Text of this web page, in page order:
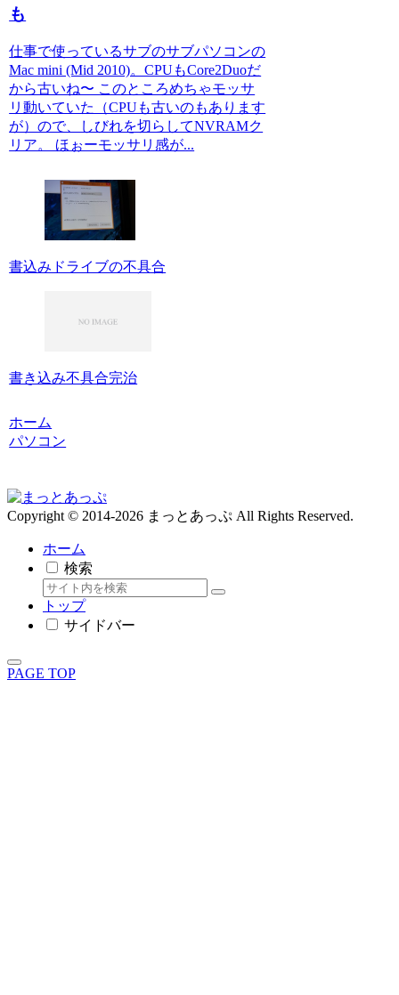
も
仕事で使っているサブのサブパソコンの
Mac mini (Mid 2010)。CPUもCore2Duoだ
から古いね〜 このところめちゃモッサ
リ動いていた（CPUも古いのもあります
が）ので、しびれを切らしてNVRAMク
リア。 ほぉーモッサリ感が...
書込みドライブの不具合
書き込み不具合完治
ホーム
パソコン
Copyright © 2014-2026 まっとあっぷ All Rights Reserved.
ホーム
検索
トップ
サイドバー
PAGE TOP